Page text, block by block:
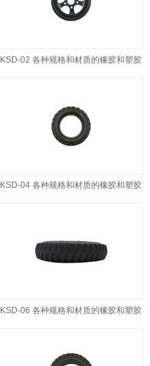
KSD-02 各种规格和材质的橡胶和塑胶
KSD-04 各种规格和材质的橡胶和塑胶
KSD-06 各种规格和材质的橡胶和塑胶